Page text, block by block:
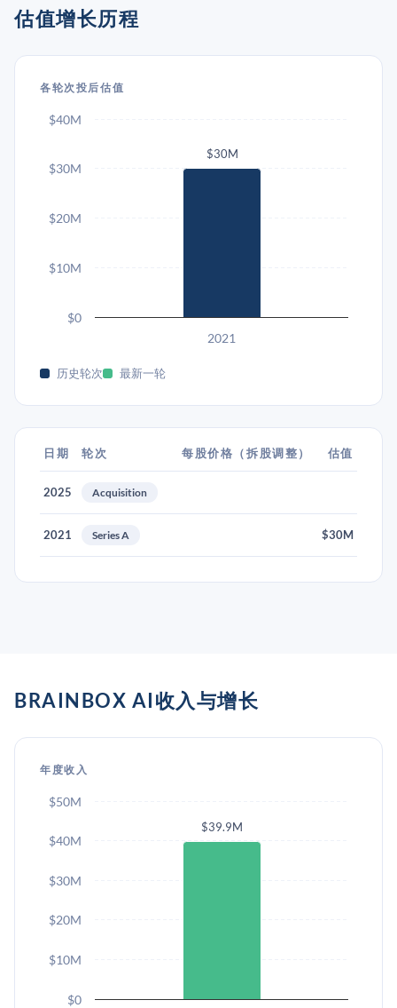
估值增长历程
各轮次投后估值
$30M
2021
$0
$10M
$20M
$30M
$40M
历史轮次 最新一轮
日期 轮次 每股价格（拆股调整） 估值
2025 Acquisition
2021 Series A $30M
BRAINBOX AI收入与增长
年度收入
$39.9M
$0
$10M
$20M
$30M
$40M
$50M